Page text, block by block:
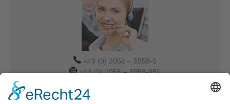
+49 (0) 2056 – 5958-0
+49 (0) 2056 – 5958-050
Verkauf-DUS@tdbg.de
Overseas@tdbg.de